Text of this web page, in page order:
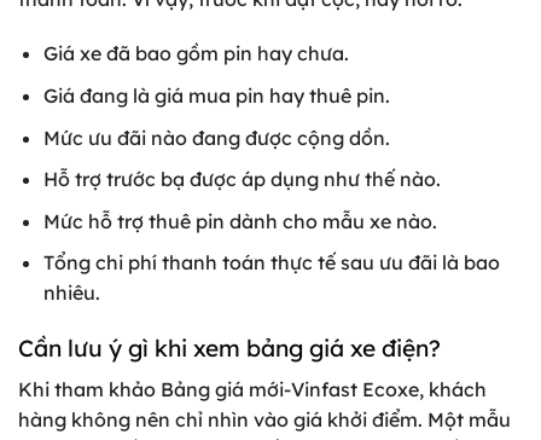
Giá xe đã bao gồm pin hay chưa.
Giá đang là giá mua pin hay thuê pin.
Mức ưu đãi nào đang được cộng dồn.
Hỗ trợ trước bạ được áp dụng như thế nào.
Mức hỗ trợ thuê pin dành cho mẫu xe nào.
Tổng chi phí thanh toán thực tế sau ưu đãi là bao
nhiêu.
Cần lưu ý gì khi xem bảng giá xe điện?
Khi tham khảo Bảng giá mới-Vinfast Ecoxe, khách
hàng không nên chỉ nhìn vào giá khởi điểm. Một mẫu